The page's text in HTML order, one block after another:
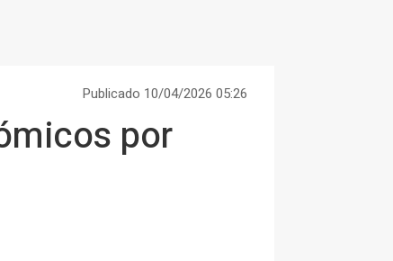
Publicado 10/04/2026 05:26
por